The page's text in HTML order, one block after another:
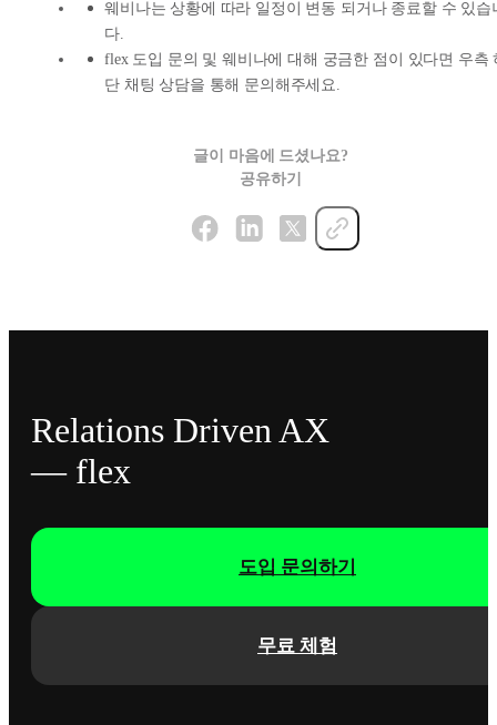
웨비나는 상황에 따라 일정이 변동 되거나 종료할 수 있습
다.
flex 도입 문의 및 웨비나에 대해 궁금한 점이 있다면 우측
단 채팅 상담을 통해 문의해주세요.
글이 마음에 드셨나요?
공유하기
Relations Driven AX
— flex
무료 체험
도입 문의하기